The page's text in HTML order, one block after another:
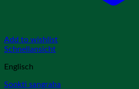
Add to wishlist
Schnellansicht
Englisch
Sookti sangraha